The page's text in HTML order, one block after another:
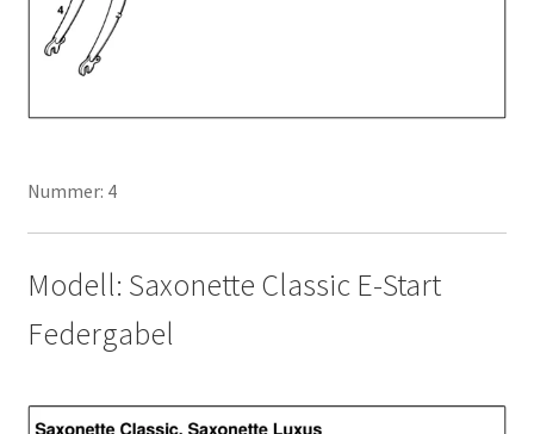
Nummer: 4
Modell: Saxonette Classic E-Start
Federgabel